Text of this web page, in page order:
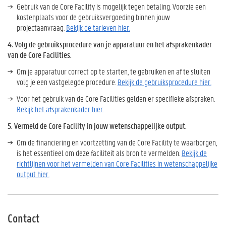
Gebruik van de Core Facility is mogelijk tegen betaling. Voorzie een
kostenplaats voor de gebruiksvergoeding binnen jouw
projectaanvraag. Bekijk de tarieven hier
4. Volg de gebruiksprocedure van je apparatuur en het afsprakenkader
van de Core Facilities.
Om je apparatuur correct op te starten, te gebruiken en af te sluiten
volg je een vastgelegde procedure. Bekijk de gebruiksprocedure hier.
Voor het gebruik van de Core Facilities gelden er specifieke afspraken.
Bekijk het afsprakenkader hier.
5. Vermeld de Core Facility in jouw wetenschappelijke output.
Om de financiering en voortzetting van de Core Facility te waarborgen,
is het essentieel om deze faciliteit als bron te vermelden. Bekijk de
richtlijnen voor het vermelden van Core Facilities in wetenschappelijke
output hier.
Contact